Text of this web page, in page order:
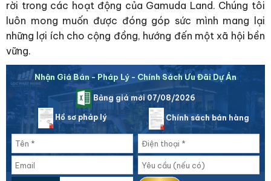
rời trong các hoạt động của Gamuda Land. Chúng tôi
luôn mong muốn được đóng góp sức mình mang lại
những lợi ích cho cộng đồng, hướng đến một xã hội bền
vững.
Nhận Giá Bán - Pháp Lý - Chính Sách Ưu Đãi Dự Án
Bảng giá mới 07/08/2026
Hồ sơ pháp lý Chính sách bán hàng